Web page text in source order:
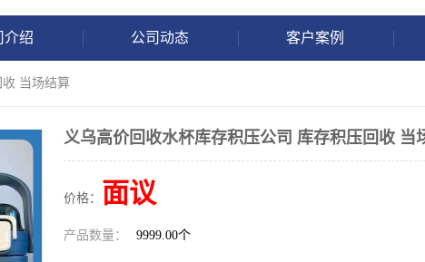
介绍 公司动态 客户案例
当场结算
义乌高价回收水杯库存积压公司 库存积压回收 当
价格： 面议
产品数量： 9999.00个